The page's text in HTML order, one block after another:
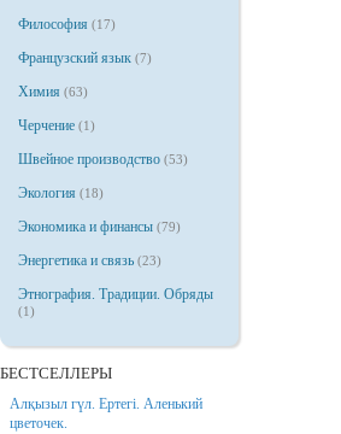
Философия (17)
Французский язык (7)
Химия (63)
Черчение (1)
Швейное производство (53)
Экология (18)
Экономика и финансы (79)
Энергетика и связь (23)
Этнография. Традиции. Обряды
(1)
БЕСТСЕЛЛЕРЫ
Алқызыл гүл. Ертегі. Аленький
цветочек.